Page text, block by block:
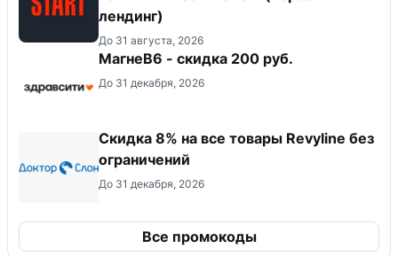
лендинг)
До 31 августа, 2026
МагнеB6 - скидка 200 руб.
До 31 декабря, 2026
​Скидка 8% на все товары Revyline без
ограничений
До 31 декабря, 2026
Все промокоды